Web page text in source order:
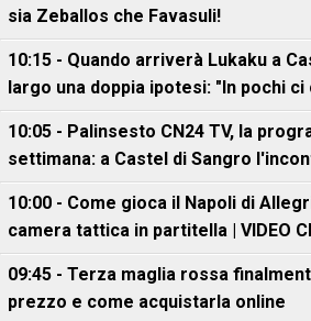
sia Zeballos che Favasuli!
10:15 - Quando arriverà Lukaku a
largo una doppia ipotesi: "In pochi ci
10:05 - Palinsesto CN24 TV, la
settimana: a Castel di Sangro
10:00 - Come gioca il Napoli di
camera tattica in partitella | VIDEO
09:45 - Terza maglia rossa
prezzo e come acquistarla online